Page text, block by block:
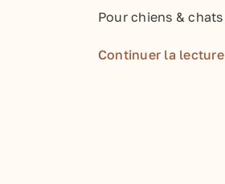
Pour chiens & chats
Continuer la lecture